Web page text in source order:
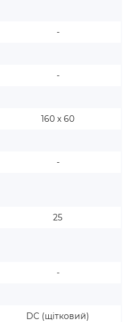
-
-
160 х 60
-
25
-
DC (щітковий)